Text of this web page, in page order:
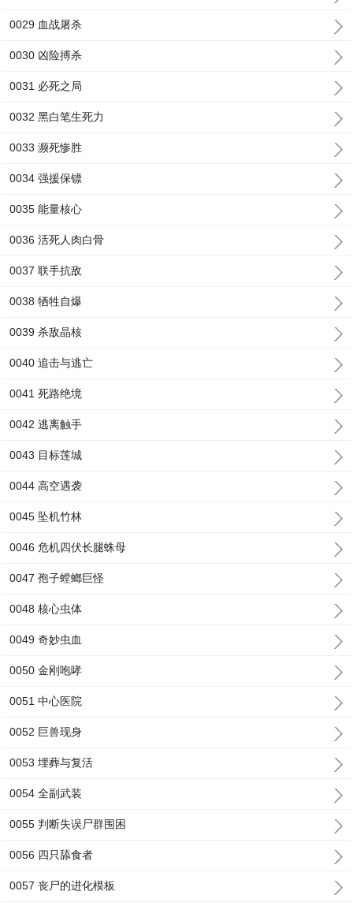
0029 血战屠杀
0030 凶险搏杀
0031 必死之局
0032 黑白笔生死力
0033 濒死惨胜
0034 强援保镖
0035 能量核心
0036 活死人肉白骨
0037 联手抗敌
0038 牺牲自爆
0039 杀敌晶核
0040 追击与逃亡
0041 死路绝境
0042 逃离触手
0043 目标莲城
0044 高空遇袭
0045 坠机竹林
0046 危机四伏长腿蛛母
0047 孢子螳螂巨怪
0048 核心虫体
0049 奇妙虫血
0050 金刚咆哮
0051 中心医院
0052 巨兽现身
0053 埋葬与复活
0054 全副武装
0055 判断失误尸群围困
0056 四只舔食者
0057 丧尸的进化模板